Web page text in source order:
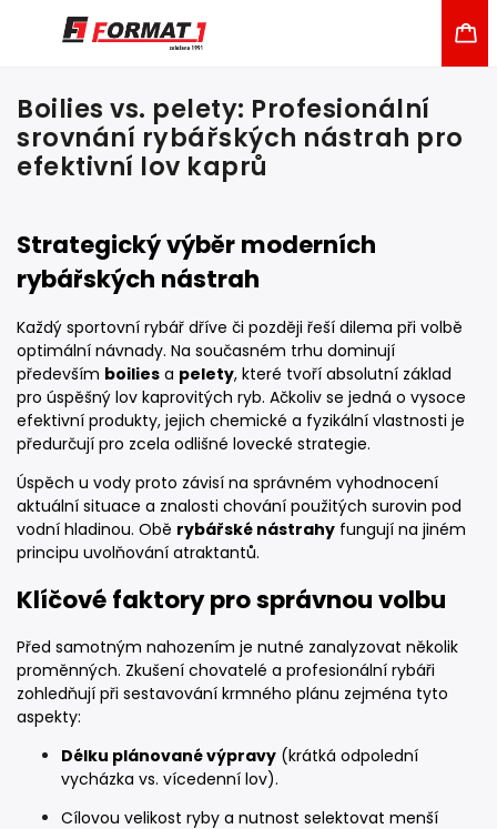
Boilies vs. pelety: Profesionální
srovnání rybářských nástrah pro
efektivní lov kaprů
Strategický výběr moderních
rybářských nástrah
Každý sportovní rybář dříve či později řeší dilema při volbě
optimální návnady. Na současném trhu dominují
především boilies a pelety, které tvoří absolutní základ
pro úspěšný lov kaprovitých ryb. Ačkoliv se jedná o vysoce
efektivní produkty, jejich chemické a fyzikální vlastnosti je
předurčují pro zcela odlišné lovecké strategie.
Úspěch u vody proto závisí na správném vyhodnocení
aktuální situace a znalosti chování použitých surovin pod
vodní hladinou. Obě rybářské nástrahy fungují na jiném
principu uvolňování atraktantů.
Klíčové faktory pro správnou volbu
Před samotným nahozením je nutné zanalyzovat několik
proměnných. Zkušení chovatelé a profesionální rybáři
zohledňují při sestavování krmného plánu zejména tyto
aspekty:
Délku plánované výpravy (krátká odpolední
vycházka vs. vícedenní lov).
Cílovou velikost ryby a nutnost selektovat menší